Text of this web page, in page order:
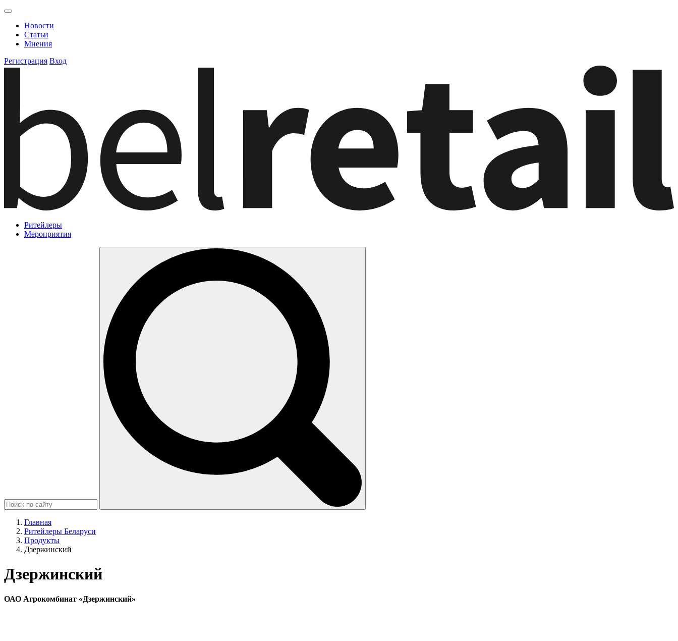
Новости
Статьи
Мнения
Регистрация Вход
Ритейлеры
Мероприятия
Главная
Ритейлеры Беларуси
Продукты
Дзержинский
Дзержинский
ОАО Агрокомбинат «Дзержинский»